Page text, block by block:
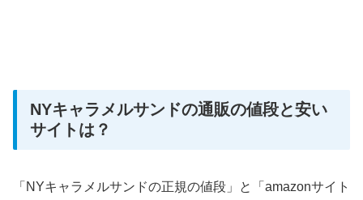
NYキャラメルサンドの通販の値段と安い
サイトは？
「NYキャラメルサンドの正規の値段」と「amazonサイト